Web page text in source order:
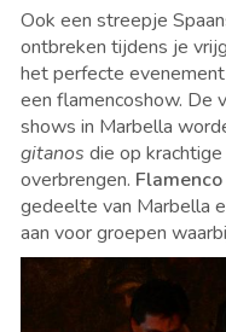
Ook een streepje
ontbreken tijdens je
het perfecte
een flamencoshow. De
shows in Marbella
gitanos die op
overbrengen.
gedeelte van Marbella
aan voor groepen